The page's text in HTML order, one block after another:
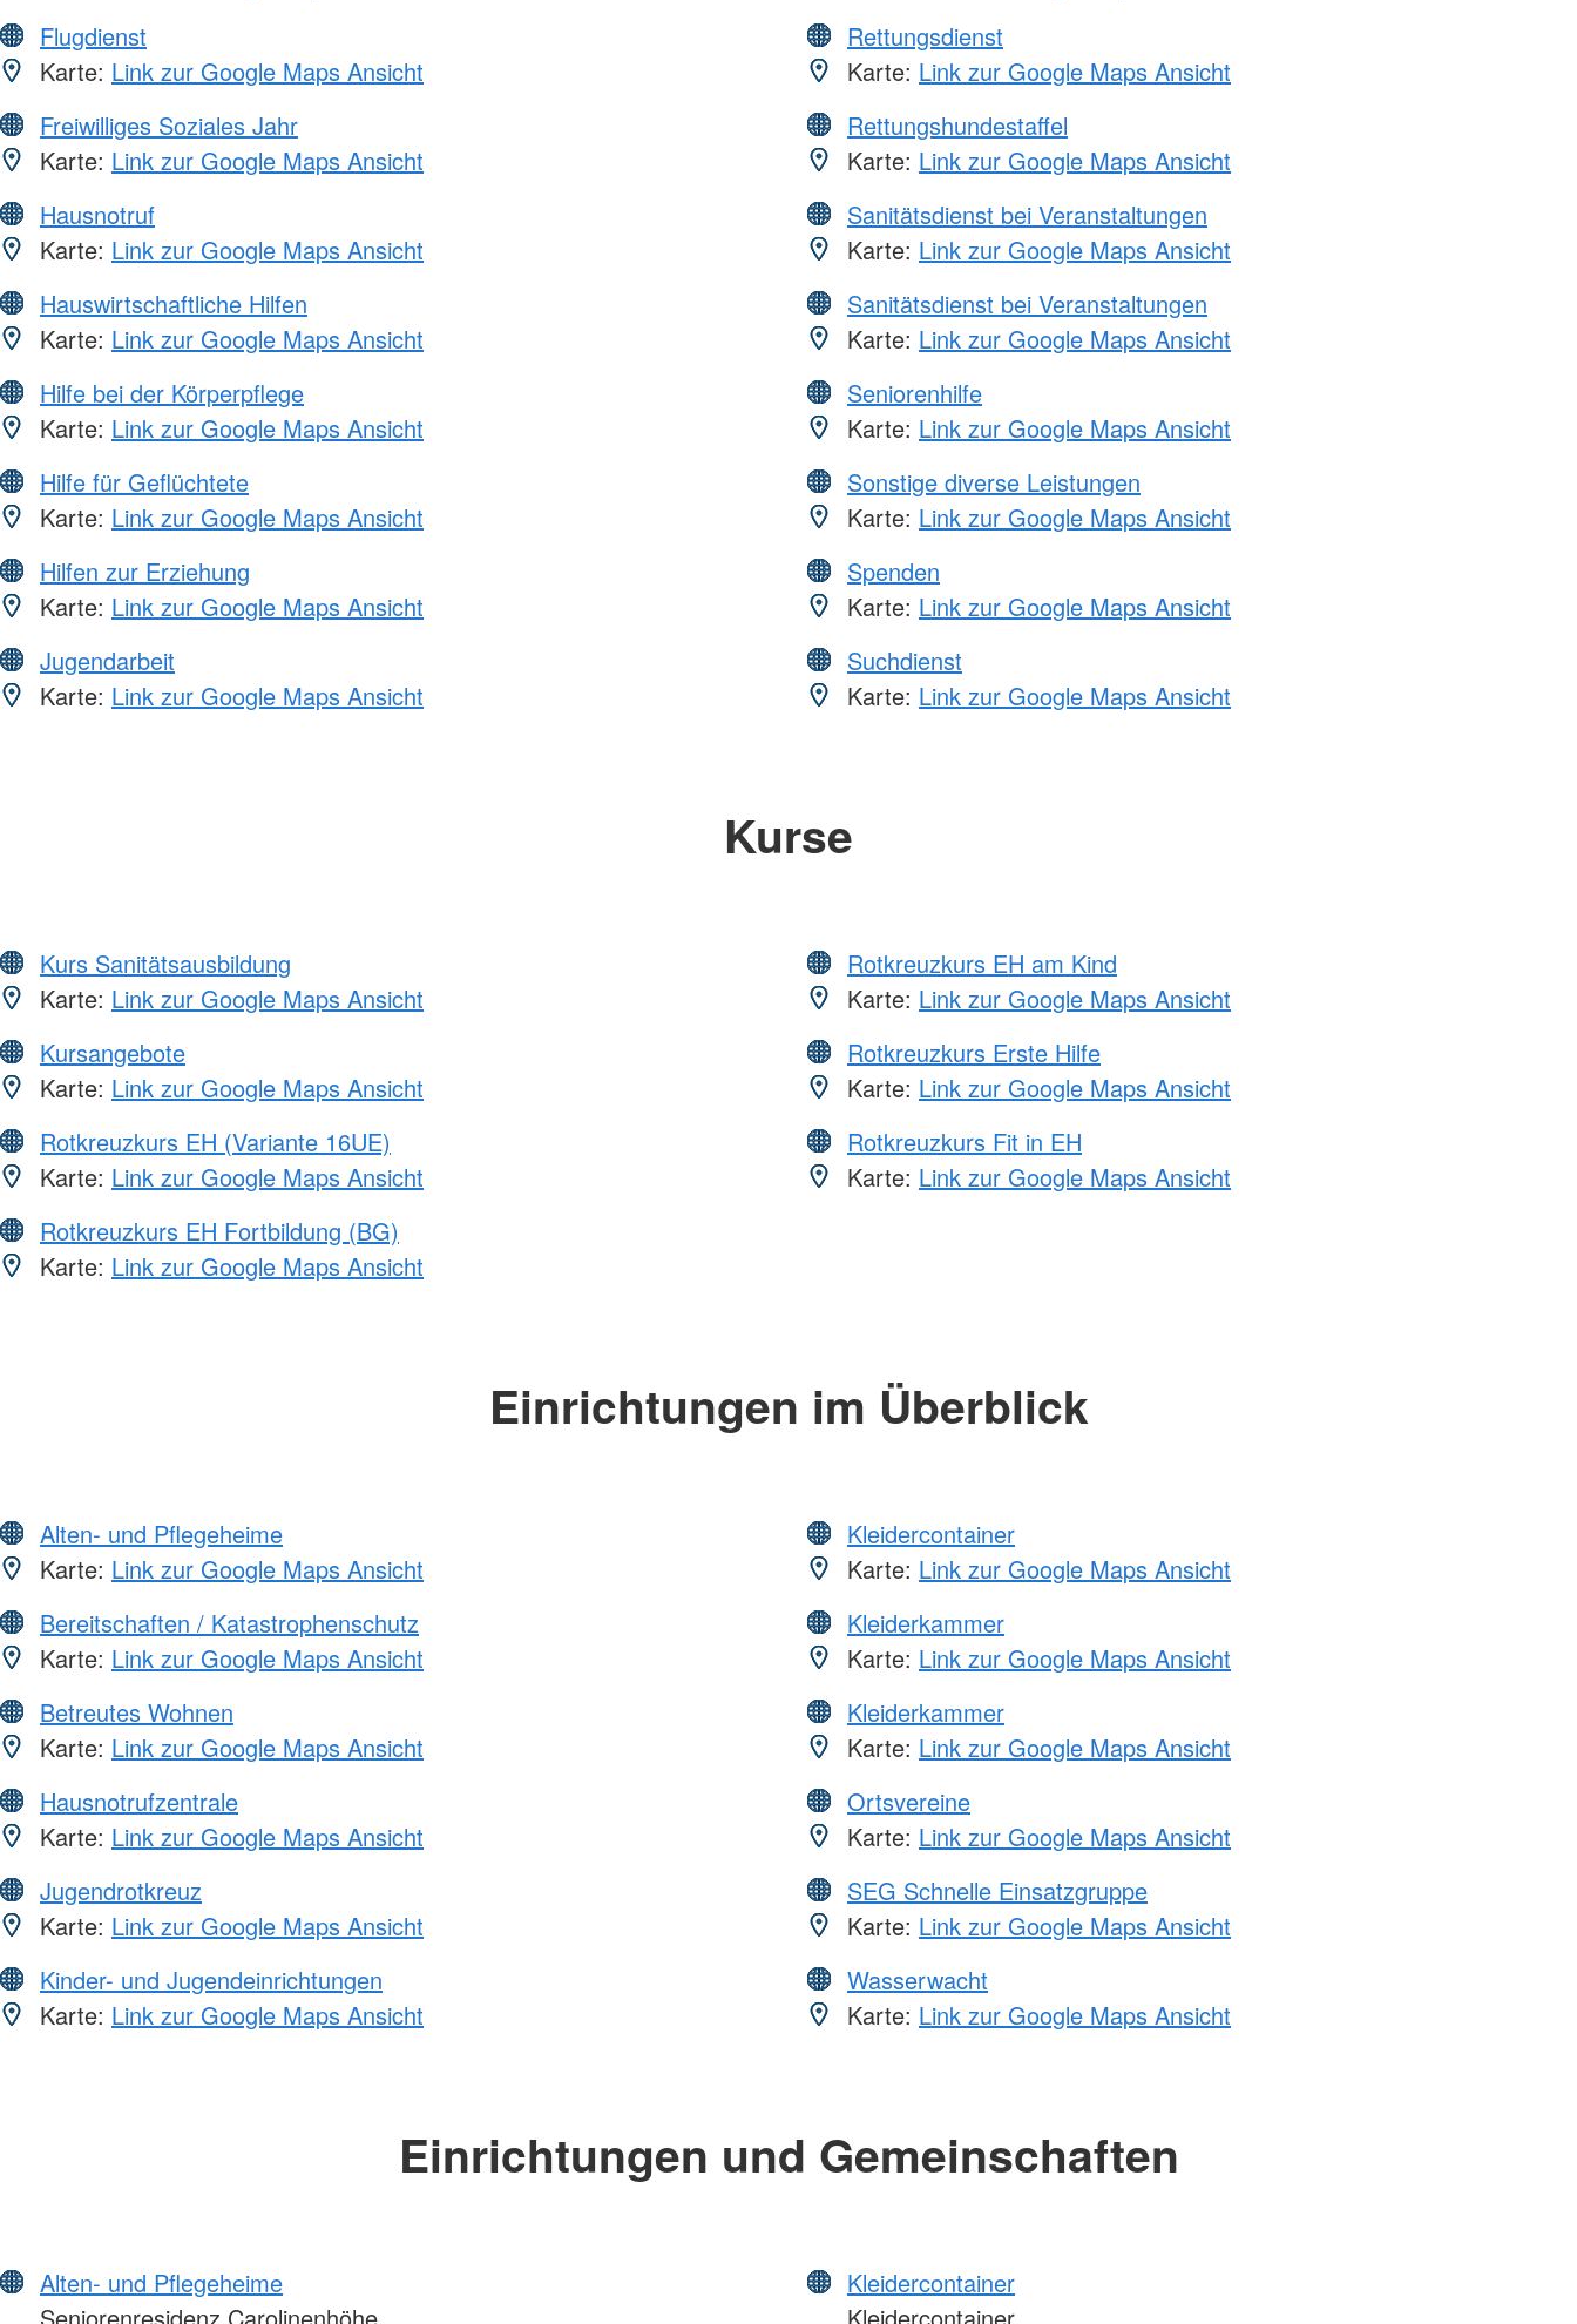
Flugdienst
Karte: Link zur Google Maps Ansicht
Freiwilliges Soziales Jahr
Karte: Link zur Google Maps Ansicht
Hausnotruf
Karte: Link zur Google Maps Ansicht
Hauswirtschaftliche Hilfen
Karte: Link zur Google Maps Ansicht
Hilfe bei der Körperpflege
Karte: Link zur Google Maps Ansicht
Hilfe für Geflüchtete
Karte: Link zur Google Maps Ansicht
Hilfen zur Erziehung
Karte: Link zur Google Maps Ansicht
Jugendarbeit
Karte: Link zur Google Maps Ansicht
Rettungsdienst
Karte: Link zur Google Maps Ansicht
Rettungshundestaffel
Karte: Link zur Google Maps Ansicht
Sanitätsdienst bei Veranstaltungen
Karte: Link zur Google Maps Ansicht
Sanitätsdienst bei Veranstaltungen
Karte: Link zur Google Maps Ansicht
Seniorenhilfe
Karte: Link zur Google Maps Ansicht
Sonstige diverse Leistungen
Karte: Link zur Google Maps Ansicht
Spenden
Karte: Link zur Google Maps Ansicht
Suchdienst
Karte: Link zur Google Maps Ansicht
Kurse
Kurs Sanitätsausbildung
Karte: Link zur Google Maps Ansicht
Kursangebote
Karte: Link zur Google Maps Ansicht
Rotkreuzkurs EH (Variante 16UE)
Karte: Link zur Google Maps Ansicht
Rotkreuzkurs EH Fortbildung (BG)
Karte: Link zur Google Maps Ansicht
Rotkreuzkurs EH am Kind
Karte: Link zur Google Maps Ansicht
Rotkreuzkurs Erste Hilfe
Karte: Link zur Google Maps Ansicht
Rotkreuzkurs Fit in EH
Karte: Link zur Google Maps Ansicht
Einrichtungen im Überblick
Alten- und Pflegeheime
Karte: Link zur Google Maps Ansicht
Bereitschaften / Katastrophenschutz
Karte: Link zur Google Maps Ansicht
Betreutes Wohnen
Karte: Link zur Google Maps Ansicht
Hausnotrufzentrale
Karte: Link zur Google Maps Ansicht
Jugendrotkreuz
Karte: Link zur Google Maps Ansicht
Kinder- und Jugendeinrichtungen
Karte: Link zur Google Maps Ansicht
Kleidercontainer
Karte: Link zur Google Maps Ansicht
Kleiderkammer
Karte: Link zur Google Maps Ansicht
Kleiderkammer
Karte: Link zur Google Maps Ansicht
Ortsvereine
Karte: Link zur Google Maps Ansicht
SEG Schnelle Einsatzgruppe
Karte: Link zur Google Maps Ansicht
Wasserwacht
Karte: Link zur Google Maps Ansicht
Einrichtungen und Gemeinschaften
Alten- und Pflegeheime
Kleidercontainer